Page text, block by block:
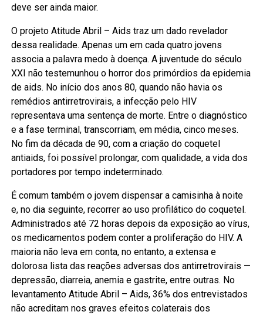
deve ser ainda maior.
O projeto Atitude Abril – Aids traz um dado revelador
dessa realidade. Apenas um em cada quatro jovens
associa a palavra medo à doença. A juventude do século
XXI não testemunhou o horror dos primórdios da epidemia
de aids. No início dos anos 80, quando não havia os
remédios antirretrovirais, a infecção pelo HIV
representava uma sentença de morte. Entre o diagnóstico
e a fase terminal, transcorriam, em média, cinco meses.
No fim da década de 90, com a criação do coquetel
antiaids, foi possível prolongar, com qualidade, a vida dos
portadores por tempo indeterminado.
É comum também o jovem dispensar a camisinha à noite
e, no dia seguinte, recorrer ao uso profilático do coquetel.
Administrados até 72 horas depois da exposição ao vírus,
os medicamentos podem conter a proliferação do HIV. A
maioria não leva em conta, no entanto, a extensa e
dolorosa lista das reações adversas dos antirretrovirais —
depressão, diarreia, anemia e gastrite, entre outras. No
levantamento Atitude Abril – Aids, 36% dos entrevistados
não acreditam nos graves efeitos colaterais dos